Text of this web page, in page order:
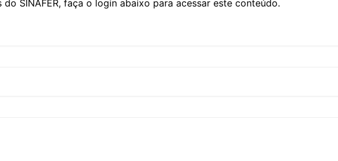
CCT – Itatiba, Birigui,
SINAFER, faça o login abaixo para acessar este conteúdo.